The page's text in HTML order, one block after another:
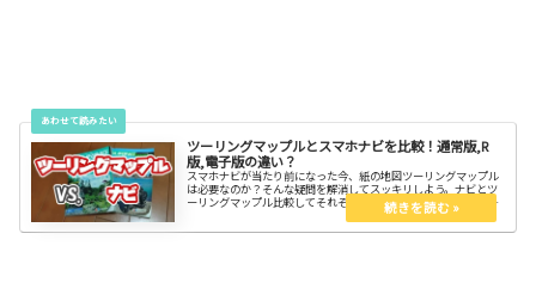
ツーリングマップルとスマホナビを比較！通常版,R
版,電子版の違い？
スマホナビが当たり前になった今、紙の地図ツーリングマップル
は必要なのか？そんな疑問を解消してスッキリしよう。ナビとツ
ーリングマップル比較してそれぞれのメリット・デメリットを知
ろう。またツーリングマップルには3種類あります。3種類の内、
買うべきはどれなのか？